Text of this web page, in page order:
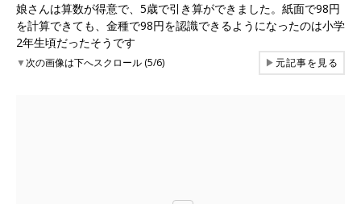
娘さんは算数が得意で、5歳で引き算ができました。紙面で98円
を計算できても、金種で98円を認識できるようになったのは小学
2年生頃だったそうです
▼次の画像は下へスクロール (5/6) ▶元記事を見る